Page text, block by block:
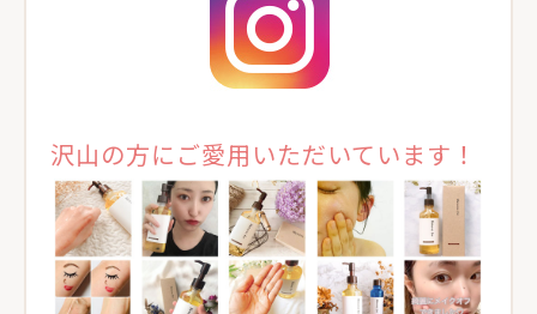
沢山の方にご愛用いただいています！